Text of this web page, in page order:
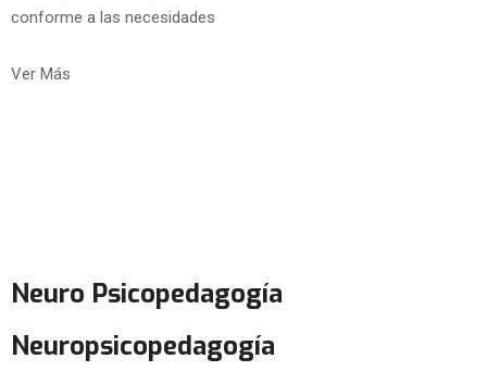
conforme a las necesidades
Ver Más
Neuro Psicopedagogía
Neuropsicopedagogía